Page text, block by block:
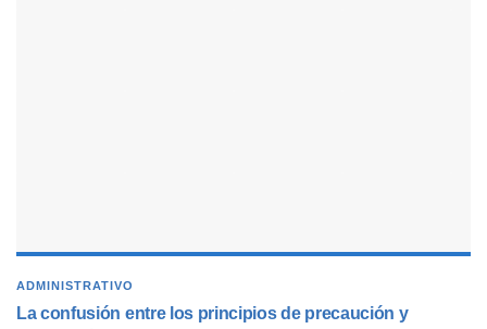
ADMINISTRATIVO
La confusión entre los principios de precaución y